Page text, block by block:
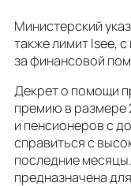
Министерский
также лимит Isee,
за финансовой
Декрет о помощи
премию в размере
и пенсионеров с
справиться с
последние
предназначена